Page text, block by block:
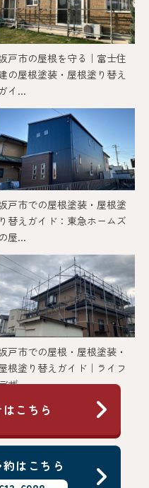
戸市の屋根を守る｜富士住
の屋根塗装・屋根塗り替え
ガイ...
戸市での屋根塗装・屋根塗
り替えガイド：東急ホームズ
の屋...
戸市での屋根・屋根塗装・
根塗り替えガイド｜ライフ
ザ...
こちら
はこちら